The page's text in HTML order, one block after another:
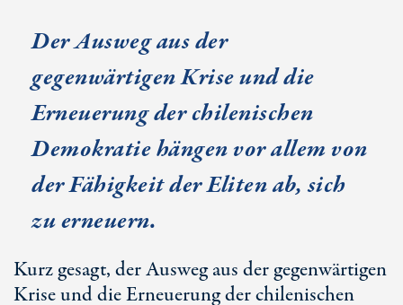
Der Ausweg aus der
gegenwärtigen Krise und die
Erneuerung der chilenischen
Demokratie hängen vor allem von
der Fähigkeit der Eliten ab, sich
zu erneuern.
Kurz gesagt, der Ausweg aus der gegenwärtigen
Krise und die Erneuerung der chilenischen